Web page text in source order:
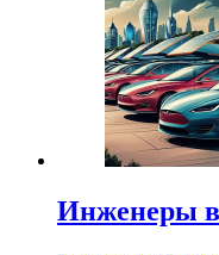
Инженеры